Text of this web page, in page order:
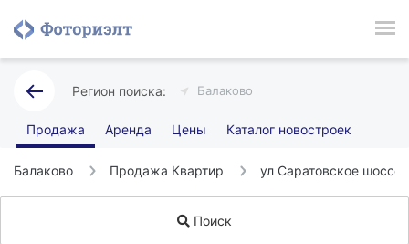
Балаково
Продажа Аренда Цены Каталог новостроек
Балаково Продажа Квартир ул Саратовское шоссе
Поиск